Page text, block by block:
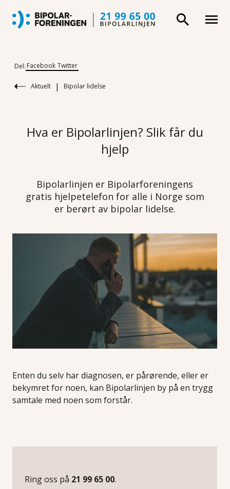
Del: Facebook Twitter
Aktuelt | Bipolar lidelse
Hva er Bipolarlinjen? Slik får du
hjelp
Bipolarlinjen er Bipolarforeningens
gratis hjelpetelefon for alle i Norge som
er berørt av bipolar lidelse.
Enten du selv har diagnosen, er pårørende, eller er
bekymret for noen, kan Bipolarlinjen by på en trygg
samtale med noen som forstår.
Ring oss på 21 99 65 00.